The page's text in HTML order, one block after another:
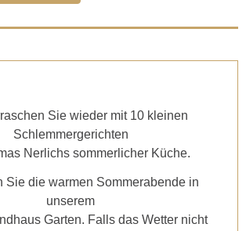
Sie wieder mit 10 kleinen
Schlemmergerichten
Nerlichs sommerlicher Küche.
Sie die warmen Sommerabende in
unserem
Garten. Falls das Wetter nicht